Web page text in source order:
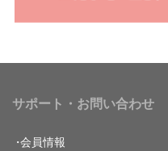
サポート・お問い合わせ
会員情報